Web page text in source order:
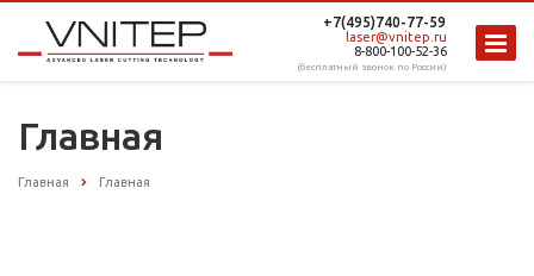
+7(495)740-77-59
laser@vnitep.ru
8-800-100-52-36
(бесплатный звонок по России)
Главная
Главная Главная